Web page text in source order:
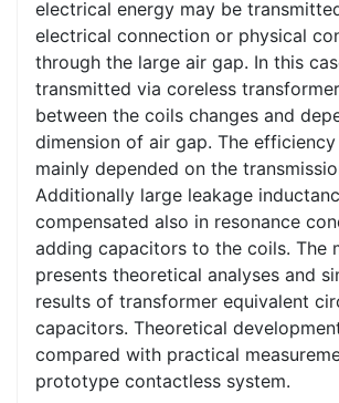
electrical energy may be
electrical connection or physical
through the large air gap. In this
transmitted via coreless
between the coils changes and
dimension of air gap. The
mainly depended on the
Additionally large leakage
compensated also in resonance
adding capacitors to the coils. The
presents theoretical analyses and
results of transformer equivalent
capacitors. Theoretical
compared with practical
prototype contactless system.